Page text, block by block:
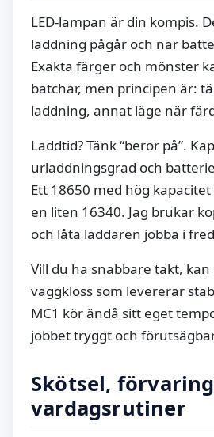
LED-lampan är din kompis.
laddning pågår och när
Exakta färger och mönster
batchar, men principen är:
laddning, annat läge när
Laddtid? Tänk “beror på”.
urladdningsgrad och
Ett 18650 med hög
en liten 16340. Jag brukar
och låta laddaren jobba i
Vill du ha snabbare takt,
väggkloss som levererar
MC1 kör ändå sitt eget
jobbet tryggt och
Skötsel,
vardagsrutiner